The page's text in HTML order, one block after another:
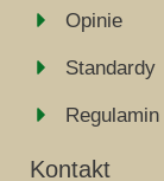
Opinie
Standardy
Regulamin
Kontakt